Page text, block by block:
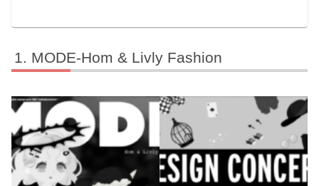
MODE-Hom & Livly Fashion